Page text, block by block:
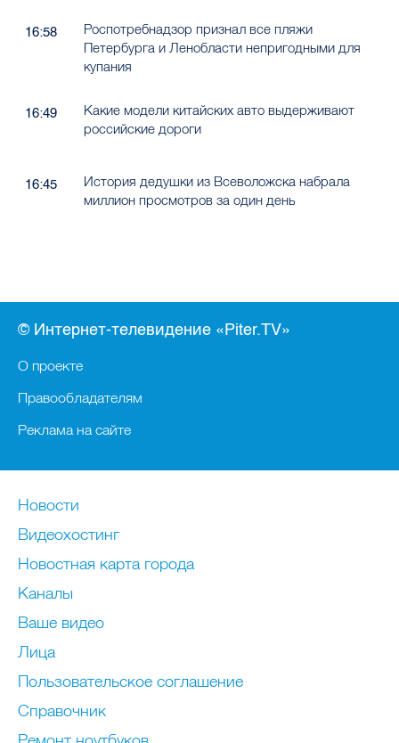
16:58
Роспотребнадзор признал все пляжи
Петербурга и Ленобласти непригодными для
купания
16:49
Какие модели китайских авто выдерживают
российские дороги
16:45
История дедушки из Всеволожска набрала
миллион просмотров за один день
© Интернет-телевидение «Piter.TV»
О проекте
Правообладателям
Реклама на сайте
Новости
Видеохостинг
Новостная карта города
Каналы
Ваше видео
Лица
Пользовательское соглашение
Справочник